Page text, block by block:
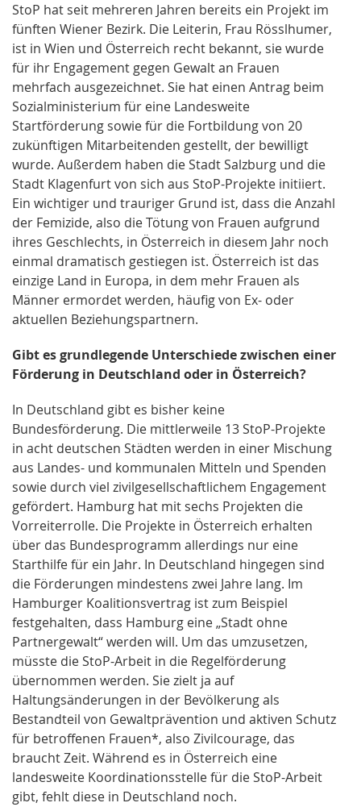
StoP hat seit mehreren Jahren bereits ein Projekt im
fünften Wiener Bezirk. Die Leiterin, Frau Rösslhumer,
ist in Wien und Österreich recht bekannt, sie wurde
für ihr Engagement gegen Gewalt an Frauen
mehrfach ausgezeichnet. Sie hat einen Antrag beim
Sozialministerium für eine Landesweite
Startförderung sowie für die Fortbildung von 20
zukünftigen Mitarbeitenden gestellt, der bewilligt
wurde. Außerdem haben die Stadt Salzburg und die
Stadt Klagenfurt von sich aus StoP-Projekte initiiert.
Ein wichtiger und trauriger Grund ist, dass die Anzahl
der Femizide, also die Tötung von Frauen aufgrund
ihres Geschlechts, in Österreich in diesem Jahr noch
einmal dramatisch gestiegen ist. Österreich ist das
einzige Land in Europa, in dem mehr Frauen als
Männer ermordet werden, häufig von Ex- oder
aktuellen Beziehungspartnern.
Gibt es grundlegende Unterschiede zwischen einer
Förderung in Deutschland oder in Österreich?
In Deutschland gibt es bisher keine
Bundesförderung. Die mittlerweile 13 StoP-Projekte
in acht deutschen Städten werden in einer Mischung
aus Landes- und kommunalen Mitteln und Spenden
sowie durch viel zivilgesellschaftlichem Engagement
gefördert. Hamburg hat mit sechs Projekten die
Vorreiterrolle. Die Projekte in Österreich erhalten
über das Bundesprogramm allerdings nur eine
Starthilfe für ein Jahr. In Deutschland hingegen sind
die Förderungen mindestens zwei Jahre lang. Im
Hamburger Koalitionsvertrag ist zum Beispiel
festgehalten, dass Hamburg eine „Stadt ohne
Partnergewalt“ werden will. Um das umzusetzen,
müsste die StoP-Arbeit in die Regelförderung
übernommen werden. Sie zielt ja auf
Haltungsänderungen in der Bevölkerung als
Bestandteil von Gewaltprävention und aktiven Schutz
für betroffenen Frauen*, also Zivilcourage, das
braucht Zeit. Während es in Österreich eine
landesweite Koordinationsstelle für die StoP-Arbeit
gibt, fehlt diese in Deutschland noch.